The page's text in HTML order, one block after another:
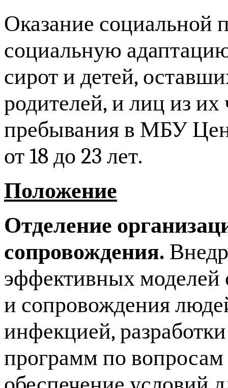
Оказание социальной
социальную
сирот и детей,
родителей, и лиц из
пребывания в МБУ
от 18 до 23 лет.
Положение
Отделение
сопровождения.
эффективных моделей
и сопровождения
инфекцией,
программ по